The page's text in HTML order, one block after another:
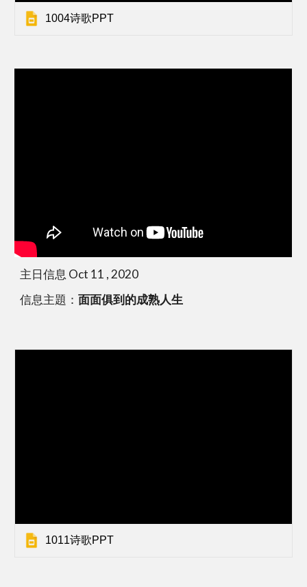
1004诗歌PPT
主日信息 Oct 11 , 2020
信息主題：面面俱到的成熟人生
1011诗歌PPT